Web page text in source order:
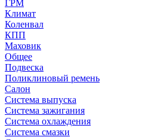
ГРМ
Климат
Коленвал
КПП
Маховик
Общее
Подвеска
Поликлиновый ремень
Салон
Система выпуска
Система зажигания
Система охлаждения
Система смазки